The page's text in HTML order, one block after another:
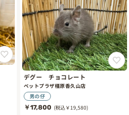
デグー チョコレート
ペットプラザ橿原香久山店
男の仔
￥17,800 (税込￥19,580)